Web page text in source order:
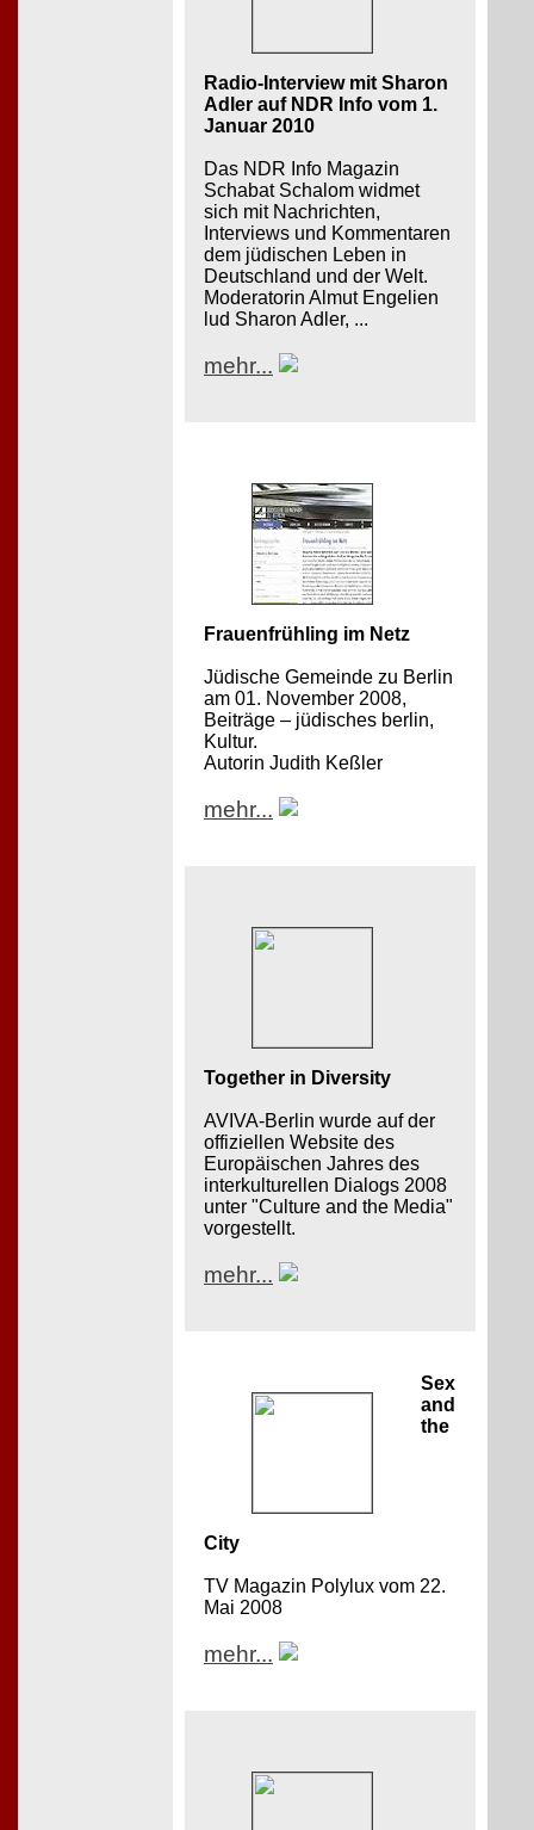
Radio-Interview mit Sharon
Adler auf NDR Info vom 1.
Januar 2010
Das NDR Info Magazin
Schabat Schalom widmet
sich mit Nachrichten,
Interviews und Kommentaren
dem jüdischen Leben in
Deutschland und der Welt.
Moderatorin Almut Engelien
lud Sharon Adler, ...
mehr...
Frauenfrühling im Netz
Jüdische Gemeinde zu Berlin
am 01. November 2008,
Beiträge – jüdisches berlin,
Kultur.
Autorin Judith Keßler
mehr...
Together in Diversity
AVIVA-Berlin wurde auf der
offiziellen Website des
Europäischen Jahres des
interkulturellen Dialogs 2008
unter "Culture and the Media"
vorgestellt.
mehr...
Sex
and
the
City
TV Magazin Polylux vom 22.
Mai 2008
mehr...